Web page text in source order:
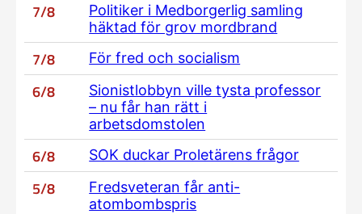
7/8
Politiker i Medborgerlig samling
häktad för grov mordbrand
7/8 För fred och socialism
6/8
Sionistlobbyn ville tysta professor
– nu får han rätt i
arbetsdomstolen
6/8 SOK duckar Proletärens frågor
5/8
Fredsveteran får anti-
atombombspris